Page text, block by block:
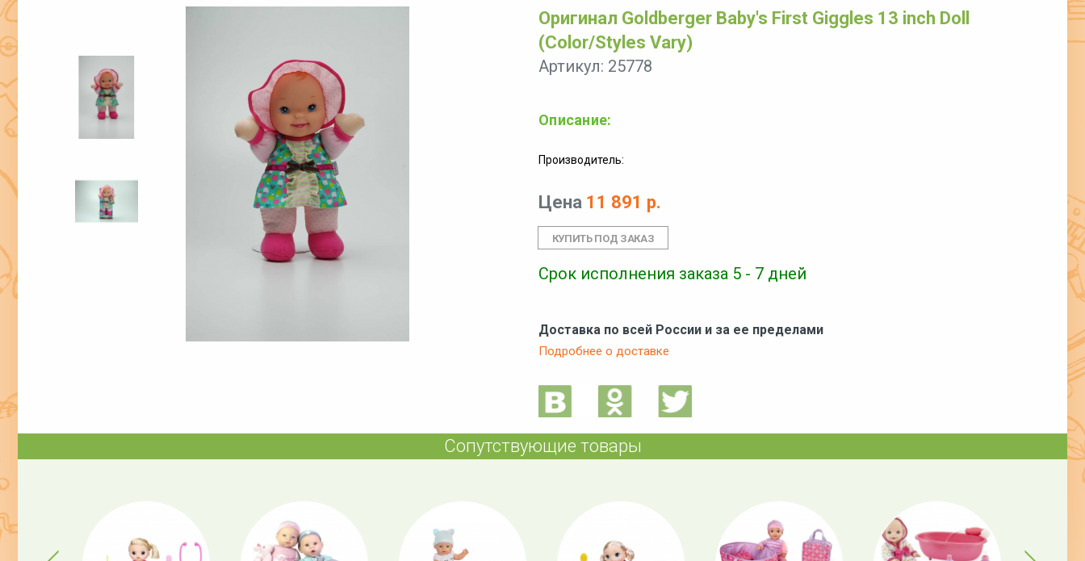
Оригинал Goldberger Baby's First Giggles 13 inch Doll
(Color/Styles Vary)
Артикул: 25778
Описание:
Производитель:
Цена 11 891 р.
Срок исполнения заказа 5 - 7 дней
Доставка по всей России и за ее пределами
Подробнее о доставке
Сопутствующие товары